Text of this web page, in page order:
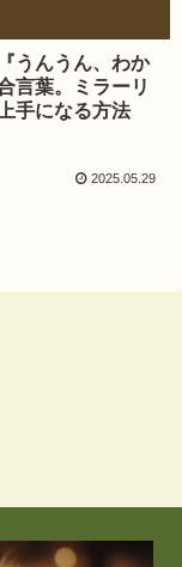
うんうん、わか
言葉。ミラーリ
手になる方法
2025.05.29